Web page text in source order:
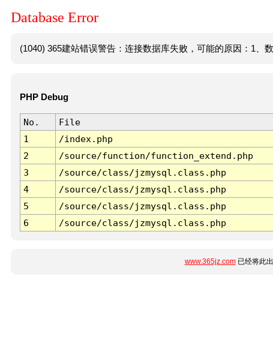
Database Error
(1040) 365建站错误警告：连接数据库失败，可能的原因：1、
PHP Debug
No. File
1
/index.php
2
/source/function/function_extend.php
3
/source/class/jzmysql.class.php
4
/source/class/jzmysql.class.php
5
/source/class/jzmysql.class.php
6
/source/class/jzmysql.class.php
www.365jz.com已经将此